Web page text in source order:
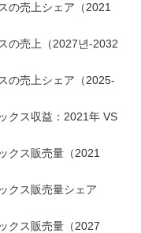
の売上シェア（2021
の売上（2027년-2032
の売上シェア（2025-
クス収益：2021年 VS
クス販売量（2021
クス販売量シェア
クス販売量（2027